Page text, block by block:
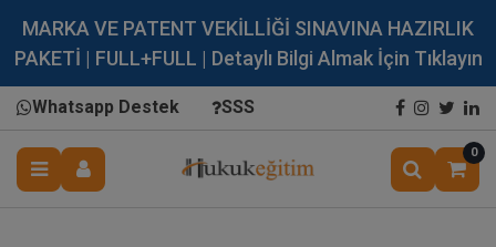
MARKA VE PATENT VEKİLLİĞİ SINAVINA HAZIRLIK
PAKETİ | FULL+FULL | Detaylı Bilgi Almak İçin Tıklayın
Whatsapp Destek SSS
0